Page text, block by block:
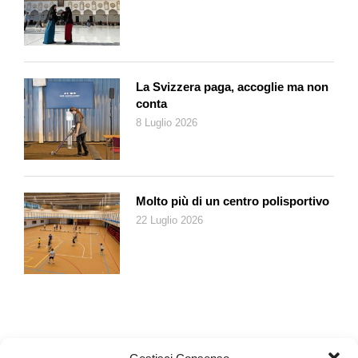
Contemplazione, meditazione e silenzio: virtù sconosciute,
potremmo dire, nell’epoca della distrazione continua data dagli
attuali media.
La Svizzera paga, accoglie ma non
conta
8 Luglio 2026
Molto più di un centro polisportivo
22 Luglio 2026